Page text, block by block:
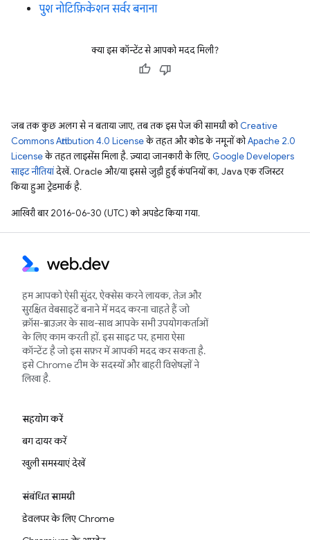
पुश नोटिफ़िकेशन सर्वर बनाना
क्या इस कॉन्टेंट से आपको मदद मिली?
जब तक कुछ अलग से न बताया जाए, तब तक इस पेज की सामग्री कोCreative
Commons Attribution 4.0 Licenseके तहत और कोड के नमूनों कोApache 2.0
Licenseके तहत लाइसेंस मिला है. ज़्यादा जानकारी के लिए, Google Developers
साइट नीतियांदेखें. Oracle और/या इससे जुड़ी हुई कंपनियों का, Java एक रजिस्टर
किया हुआ ट्रेडमार्क है.
आखिरी बार 2016-06-30 (UTC) को अपडेट किया गया.
हम आपको ऐसी सुंदर, ऐक्सेस करने लायक, तेज़ और
सुरक्षित वेबसाइटें बनाने में मदद करना चाहते हैं जो
क्रॉस-ब्राउज़र के साथ-साथ आपके सभी उपयोगकर्ताओं
के लिए काम करती हों. इस साइट पर, हमारा ऐसा
कॉन्टेंट है जो इस सफ़र में आपकी मदद कर सकता है.
इसे Chrome टीम के सदस्यों और बाहरी विशेषज्ञों ने
लिखा है.
सहयोग करें
बग दायर करें
खुली समस्याएं देखें
संबंधित सामग्री
डेवलपर के लिए Chrome